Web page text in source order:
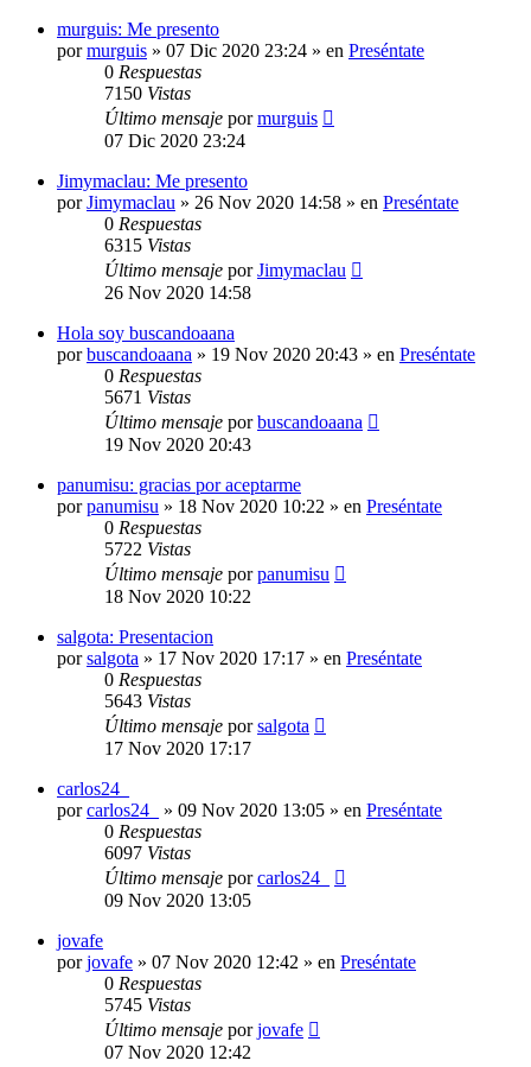
murguis: Me presento
pormurguis » 07 Dic 2020 23:24 » en Preséntate
0 Respuestas
7150 Vistas
Último mensaje pormurguis
07 Dic 2020 23:24
Jimymaclau: Me presento
porJimymaclau » 26 Nov 2020 14:58 » en Preséntate
0 Respuestas
6315 Vistas
Último mensaje porJimymaclau
26 Nov 2020 14:58
Hola soy buscandoaana
porbuscandoaana » 19 Nov 2020 20:43 » en Preséntate
0 Respuestas
5671 Vistas
Último mensaje porbuscandoaana
19 Nov 2020 20:43
panumisu: gracias por aceptarme
porpanumisu » 18 Nov 2020 10:22 » en Preséntate
0 Respuestas
5722 Vistas
Último mensaje porpanumisu
18 Nov 2020 10:22
salgota: Presentacion
porsalgota » 17 Nov 2020 17:17 » en Preséntate
0 Respuestas
5643 Vistas
Último mensaje porsalgota
17 Nov 2020 17:17
carlos24_
porcarlos24_ » 09 Nov 2020 13:05 » en Preséntate
0 Respuestas
6097 Vistas
Último mensaje porcarlos24_
09 Nov 2020 13:05
jovafe
porjovafe » 07 Nov 2020 12:42 » en Preséntate
0 Respuestas
5745 Vistas
Último mensaje porjovafe
07 Nov 2020 12:42